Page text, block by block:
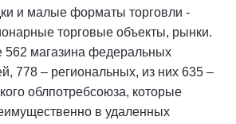
и малые форматы торговли -
торговые объекты, рынки.
562 магазина федеральных
778 – региональных, из них 635 –
облпотребсоюза, которые
в удаленных